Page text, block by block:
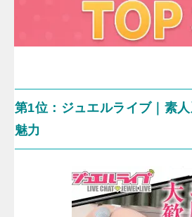
第1位：ジュエルライブ｜素
魅力